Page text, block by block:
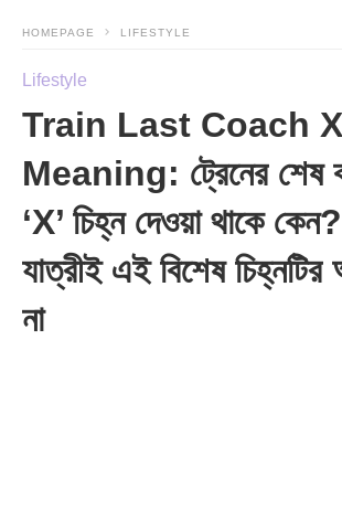
HOMEPAGE LIFESTYLE
Lifestyle
Train Last Coach
Meaning: ট্রেনের শেষ
‘X’ চিহ্ন দেওয়া থাকে
যাত্রীই এই বিশেষ চিহ্নটির
না